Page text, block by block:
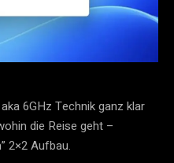
6GHz Technik ganz klar
die Reise geht –
2×2 Aufbau.